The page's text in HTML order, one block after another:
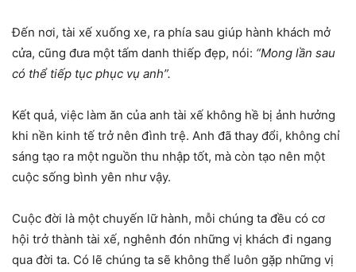
Đến nơi, tài xế xuống xe, ra phía sau giúp hành khách mở
cửa, cũng đưa một tấm danh thiếp đẹp, nói: “Mong lần sau
có thể tiếp tục phục vụ anh”.
Kết quả, việc làm ăn của anh tài xế không hề bị ảnh hưởng
khi nền kinh tế trở nên đình trệ. Anh đã thay đổi, không chỉ
sáng tạo ra một nguồn thu nhập tốt, mà còn tạo nên một
cuộc sống bình yên như vậy.
Cuộc đời là một chuyến lữ hành, mỗi chúng ta đều có cơ
hội trở thành tài xế, nghênh đón những vị khách đi ngang
qua đời ta. Có lẽ chúng ta sẽ không thể luôn gặp những vị